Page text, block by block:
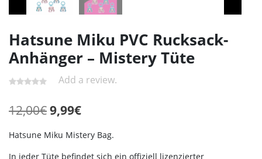
Hatsune Miku PVC Rucksack-
Anhänger – Mistery Tüte
Add a review.
12,00€Ursprünglicher
Preis
9,99€Aktueller
ist:
Hatsune Miku Mistery Bag.
In jeder Tüte befindet sich ein offiziell lizenzierter